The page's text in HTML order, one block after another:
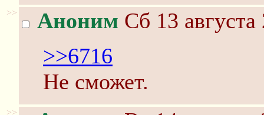
>> Аноним Сб 13
>>6716
Не сможет.
>>